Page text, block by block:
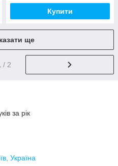
Купити
ще
/ 2
за рік
Україна